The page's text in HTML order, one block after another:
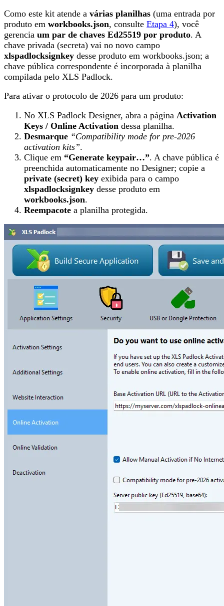
Como este kit atende a várias planilhas (uma entrada por
produto em workbooks.json, consulte Etapa 4), você
gerencia um par de chaves Ed25519 por produto. A
chave privada (secreta) vai no novo campo
xlspadlocksignkey desse produto em workbooks.json; a
chave pública correspondente é incorporada à planilha
compilada pelo XLS Padlock.
Para ativar o protocolo de 2026 para um produto:
No XLS Padlock Designer, abra a página Activation
Keys / Online Activation dessa planilha.
Desmarque “Compatibility mode for pre-2026
activation kits”.
Clique em “Generate keypair…”. A chave pública é
preenchida automaticamente no Designer; copie a
private (secret) key exibida para o campo
xlspadlocksignkey desse produto em
workbooks.json.
Reempacote a planilha protegida.